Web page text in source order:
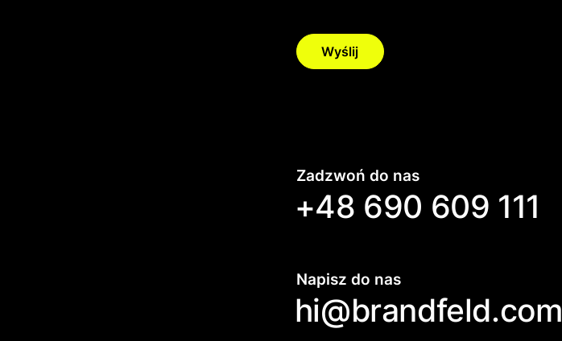
Wyślij
Zadzwoń do nas
+48 690 609 111
Napisz do nas
hi@brandfeld.com